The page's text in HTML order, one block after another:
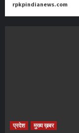
rpkpindianews.com
प्रदेश मुख्य ख़बर